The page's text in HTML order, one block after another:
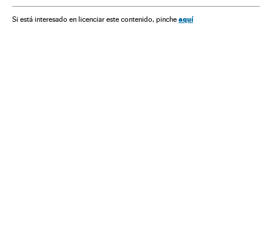
Si está interesado en licenciar este contenido, pinche aquí